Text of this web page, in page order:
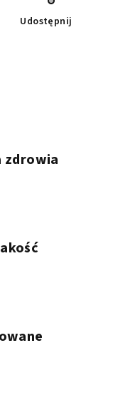
Udostępnij
zdrowia